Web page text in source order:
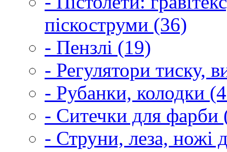
піскоструми (36)
- Пензлі (19)
- Регулятори тиску,
- Рубанки, колодки
- Ситечки для фарби
- Струни, леза, ножі